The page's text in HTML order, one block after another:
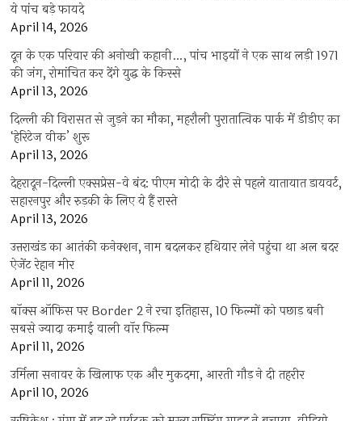
ये पांच बड़े फायदे
April 14, 2026
दून के एक परिवार की अनोखी कहानी…, पांच भाइयों ने एक साथ लड़ी 1971
की जंग, रोमांचित कर देंगे युद्ध के किस्से
April 13, 2026
दिल्ली की विरासत से जुड़ने का मौका, महरौली पुरातात्विक पार्क में डीडीए का
‘हेरिटेज वीक’ शुरू
April 13, 2026
देहरादून-दिल्ली एक्सप्रेस-वे बंद: पीएम मोदी के दौरे से पहले यातायात डायवर्ट,
सहारनपुर और रुड़की के लिए ये हैं रास्ते
April 13, 2026
उत्तराखंड का आतंकी कनेक्शन, नाम बदलकर हथियार लेने पहुंचा था अल बदर
ऐजेंट रेहान मीर
April 11, 2026
बॉक्स ऑफिस पर Border 2 ने रचा इतिहास, 10 फिल्मों को पछाड़ बनी
सबसे ज्यादा कमाई वाली वॉर फिल्म
April 11, 2026
उर्मिला सनावर के खिलाफ एक और मुकदमा, आरती गौड़ ने दी तहरीर
April 10, 2026